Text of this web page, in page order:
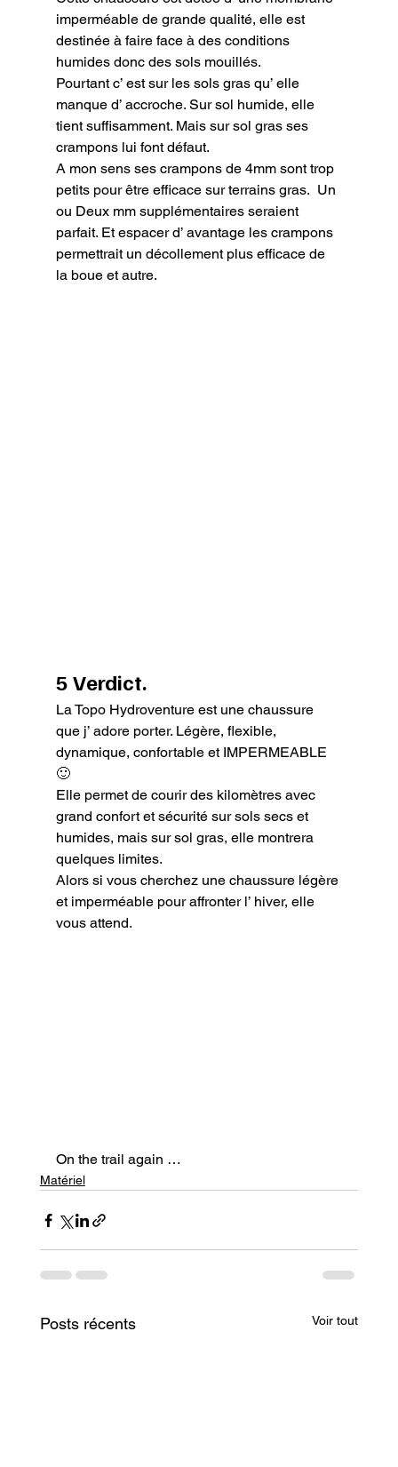
imperméable de grande qualité, elle est
destinée à faire face à des conditions
humides donc des sols mouillés.
Pourtant c’ est sur les sols gras qu’ elle
manque d’ accroche. Sur sol humide, elle
tient suffisamment. Mais sur sol gras ses
crampons lui font défaut.
A mon sens ses crampons de 4mm sont trop
petits pour être efficace sur terrains gras.  Un
ou Deux mm supplémentaires seraient
parfait. Et espacer d’ avantage les crampons
permettrait un décollement plus efficace de
la boue et autre.
5 Verdict.
La Topo Hydroventure est une chaussure
que j’ adore porter. Légère, flexible,
dynamique, confortable et IMPERMEABLE
🙂
Elle permet de courir des kilomètres avec
grand confort et sécurité sur sols secs et
humides, mais sur sol gras, elle montrera
quelques limites.
Alors si vous cherchez une chaussure légère
et imperméable pour affronter l’ hiver, elle
vous attend.
On the trail again …
Matériel
Posts récents Voir tout